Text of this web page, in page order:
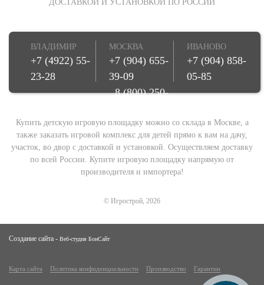
ДОСТАВКОЙ И УСТАНОВКОЙ ПО РОССИИ
ВЛАДИМИР
+7 (4922) 55-
23-28
МОСКВА
+7 (904) 655-
39-09
8 (800) 250-
ИВАНОВО
+7 (904) 858-
05-85
Купить детскую игровую площадку можно со склада в Москве, а
также заказать игровой комплекс для детей прямо к вам на дачу,
участок, во двор с доставкой и установкой. Осуществляем доставку
по всей России. Купите игровую площадку напрямую от
производителя и импортера!
© Игрострой, 2026
Создание сайта - Веб-студия БонСайт
Карта сайта Политика конфиденциальности Производство Гарантии